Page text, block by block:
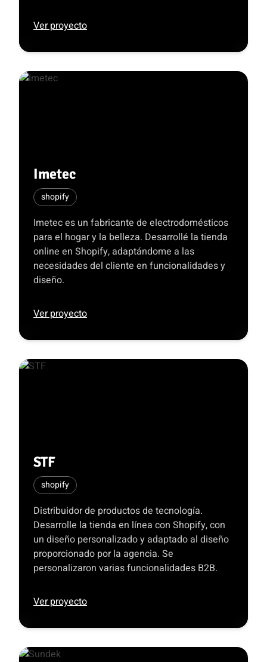
Ver proyecto
Imetec
shopify
Imetec es un fabricante de electrodomésticos
para el hogar y la belleza. Desarrollé la tienda
online en Shopify, adaptándome a las
necesidades del cliente en funcionalidades y
diseño.
Ver proyecto
STF
shopify
Distribuidor de productos de tecnología.
Desarrolle la tienda en línea con Shopify, con
un diseño personalizado y adaptado al diseño
proporcionado por la agencia. Se
personalizaron varias funcionalidades B2B.
Ver proyecto